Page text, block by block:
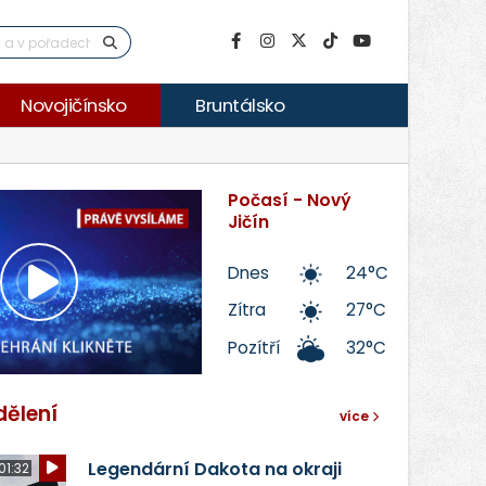
Novojičínsko Bruntálsko
Přehrát
video
Počasí - Nový
Jičín
Dnes
24°C
Zítra
27°C
Pozítří
32°C
více
Legendární Dakota na okraji